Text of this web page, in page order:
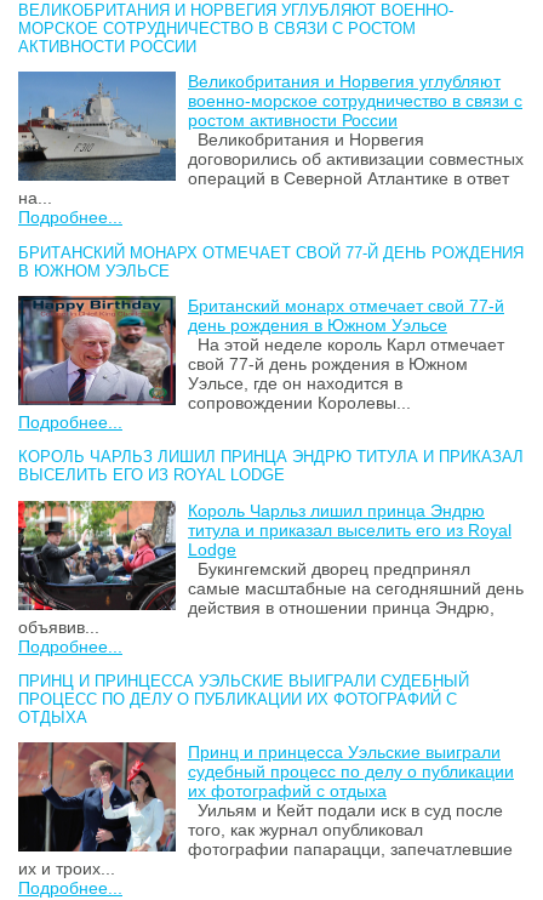
ВЕЛИКОБРИТАНИЯ И НОРВЕГИЯ УГЛУБЛЯЮТ ВОЕННО-
МОРСКОЕ СОТРУДНИЧЕСТВО В СВЯЗИ С РОСТОМ
АКТИВНОСТИ РОССИИ
Великобритания и Норвегия углубляют
военно-морское сотрудничество в связи с
ростом активности России
Великобритания и Норвегия
договорились об активизации совместных
операций в Северной Атлантике в ответ
на...
Подробнее...
БРИТАНСКИЙ МОНАРХ ОТМЕЧАЕТ СВОЙ 77-Й ДЕНЬ РОЖДЕНИЯ
В ЮЖНОМ УЭЛЬСЕ
Британский монарх отмечает свой 77-й
день рождения в Южном Уэльсе
На этой неделе король Карл отмечает
свой 77-й день рождения в Южном
Уэльсе, где он находится в
сопровождении Королевы...
Подробнее...
КОРОЛЬ ЧАРЛЬЗ ЛИШИЛ ПРИНЦА ЭНДРЮ ТИТУЛА И ПРИКАЗАЛ
ВЫСЕЛИТЬ ЕГО ИЗ ROYAL LODGE
Король Чарльз лишил принца Эндрю
титула и приказал выселить его из Royal
Lodge
Букингемский дворец предпринял
самые масштабные на сегодняшний день
действия в отношении принца Эндрю,
объявив...
Подробнее...
ПРИНЦ И ПРИНЦЕССА УЭЛЬСКИЕ ВЫИГРАЛИ СУДЕБНЫЙ
ПРОЦЕСС ПО ДЕЛУ О ПУБЛИКАЦИИ ИХ ФОТОГРАФИЙ С
ОТДЫХА
Принц и принцесса Уэльские выиграли
судебный процесс по делу о публикации
их фотографий с отдыха
Уильям и Кейт подали иск в суд после
того, как журнал опубликовал
фотографии папарацци, запечатлевшие
их и троих...
Подробнее...